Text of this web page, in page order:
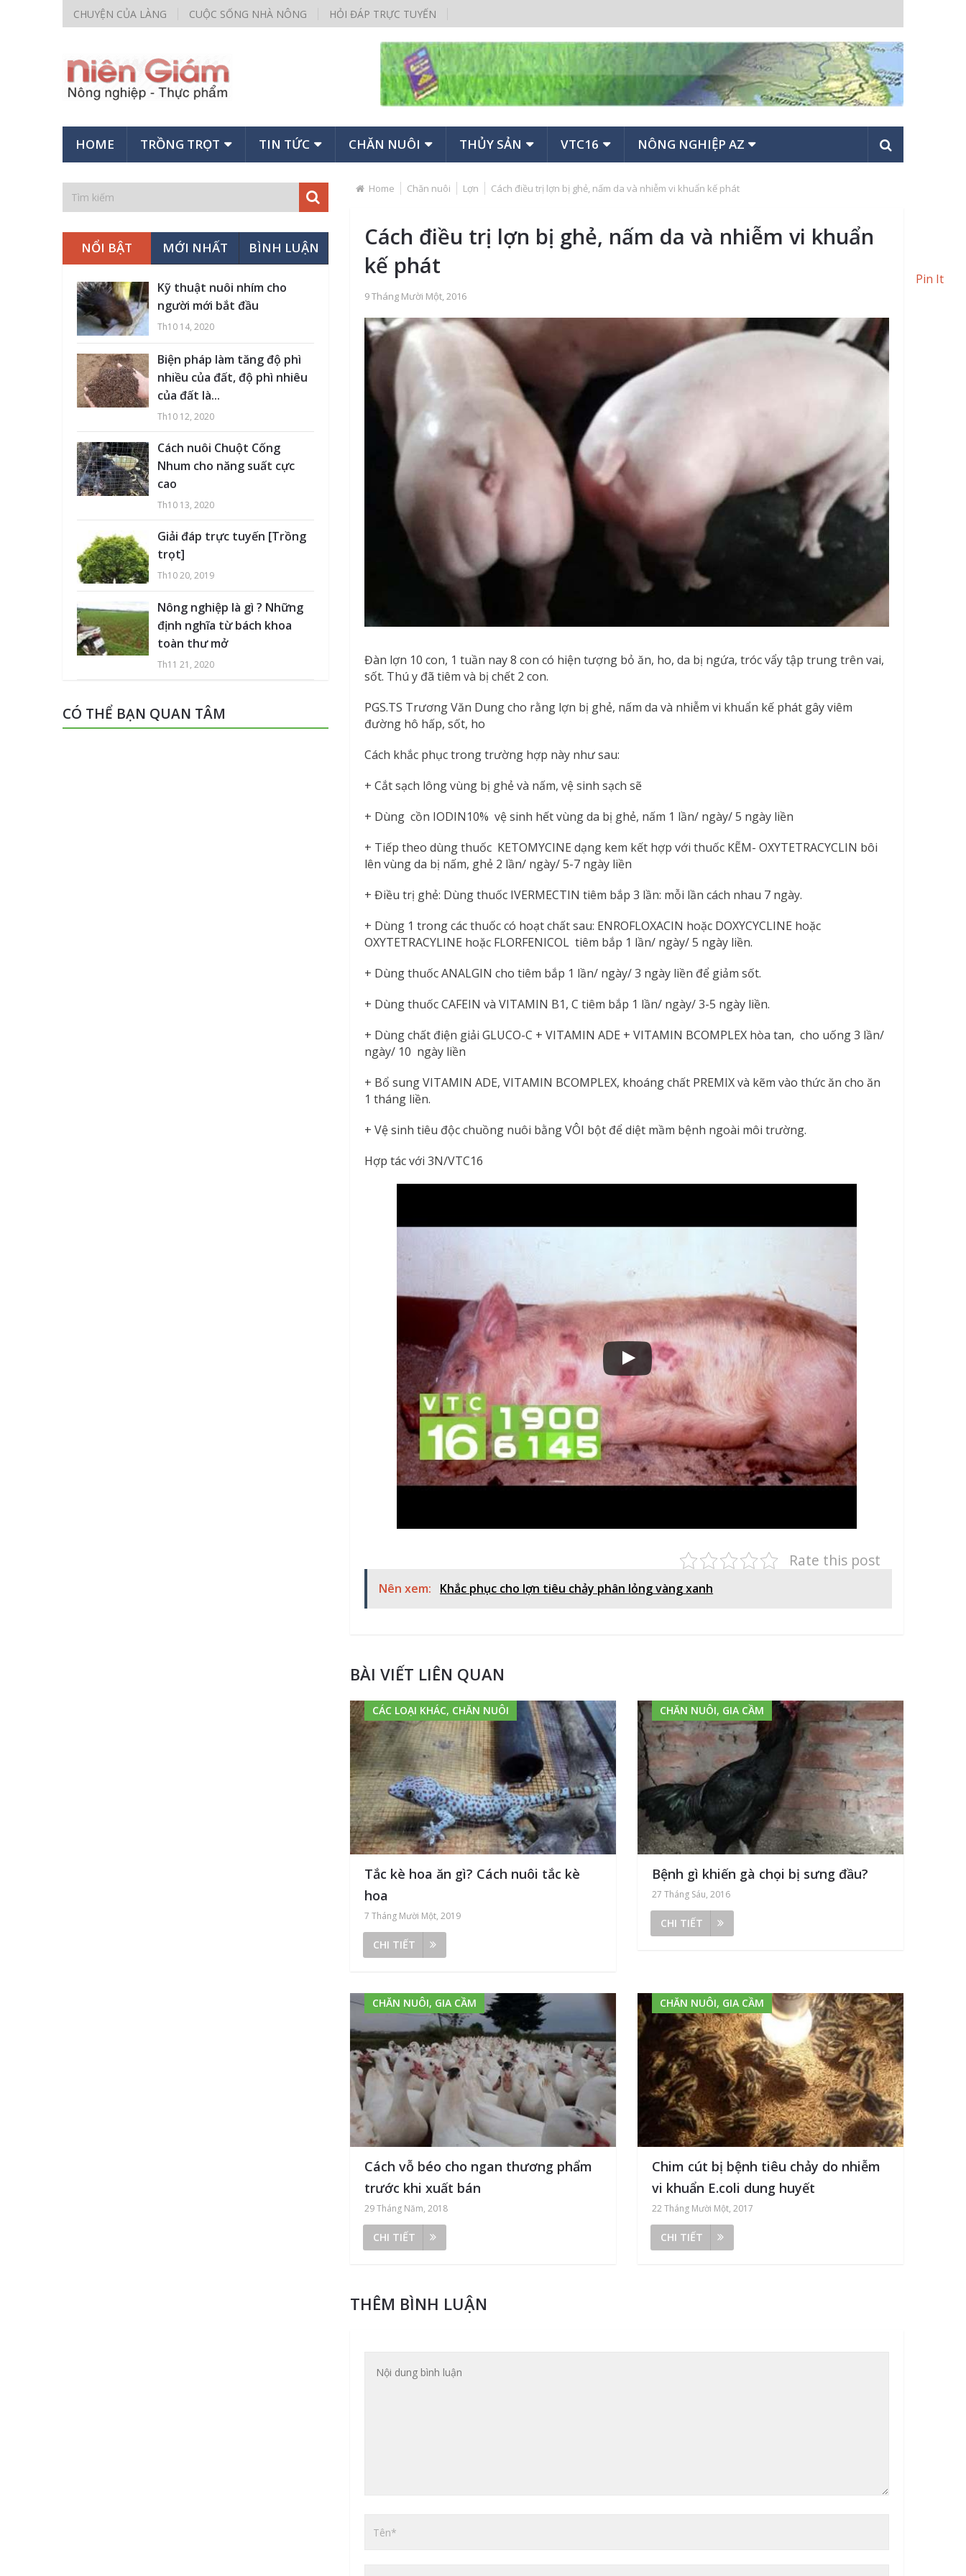
CHUYỆN CỦA LÀNG CUỘC SỐNG NHÀ NÔNG HỎI ĐÁP TRỰC TUYẾN
HOME TRỒNG TRỌT TIN TỨC CHĂN NUÔI THỦY SẢN VTC16 NÔNG NGHIỆP AZ
Home Chăn nuôi Lợn Cách điều trị lợn bị ghẻ, nấm da và nhiễm vi khuẩn kế phát
Cách điều trị lợn bị ghẻ, nấm da và nhiễm vi khuẩn
kế phát
9 Tháng Mười Một, 2016
Đàn lợn 10 con, 1 tuần nay 8 con có hiện tượng bỏ ăn, ho, da bị ngứa, tróc vẩy tập trung trên vai,
sốt. Thú y đã tiêm và bị chết 2 con.
PGS.TS Trương Văn Dung cho rằng lợn bị ghẻ, nấm da và nhiễm vi khuẩn kế phát gây viêm
đường hô hấp, sốt, ho
Cách khắc phục trong trường hợp này như sau:
+ Cắt sạch lông vùng bị ghẻ và nấm, vệ sinh sạch sẽ
+ Dùng cồn IODIN10% vệ sinh hết vùng da bị ghẻ, nấm 1 lần/ ngày/ 5 ngày liền
+ Tiếp theo dùng thuốc KETOMYCINE dạng kem kết hợp với thuốc KẼM- OXYTETRACYCLIN bôi
lên vùng da bị nấm, ghẻ 2 lần/ ngày/ 5-7 ngày liền
+ Điều trị ghẻ: Dùng thuốc IVERMECTIN tiêm bắp 3 lần: mỗi lần cách nhau 7 ngày.
+ Dùng 1 trong các thuốc có hoạt chất sau: ENROFLOXACIN hoặc DOXYCYCLINE hoặc
OXYTETRACYLINE hoặc FLORFENICOL tiêm bắp 1 lần/ ngày/ 5 ngày liền.
+ Dùng thuốc ANALGIN cho tiêm bắp 1 lần/ ngày/ 3 ngày liền để giảm sốt.
+ Dùng thuốc CAFEIN và VITAMIN B1, C tiêm bắp 1 lần/ ngày/ 3-5 ngày liền.
+ Dùng chất điện giải GLUCO-C + VITAMIN ADE + VITAMIN BCOMPLEX hòa tan, cho uống 3 lần/
ngày/ 10 ngày liền
+ Bổ sung VITAMIN ADE, VITAMIN BCOMPLEX, khoáng chất PREMIX và kẽm vào thức ăn cho ăn
1 tháng liền.
+ Vệ sinh tiêu độc chuồng nuôi bằng VÔI bột để diệt mầm bệnh ngoài môi trường.
Hợp tác với 3N/VTC16
Rate this post
Nên xem: Khắc phục cho lợn tiêu chảy phân lỏng vàng xanh
Pin It
BÀI VIẾT LIÊN QUAN
CÁC LOẠI KHÁC, CHĂN NUÔI
Tắc kè hoa ăn gì? Cách nuôi tắc kè
hoa
7 Tháng Mười Một, 2019
CHI TIẾT
CHĂN NUÔI, GIA CẦM
Bệnh gì khiến gà chọi bị sưng đầu?
27 Tháng Sáu, 2016
CHI TIẾT
CHĂN NUÔI, GIA CẦM
Cách vỗ béo cho ngan thương phẩm
trước khi xuất bán
29 Tháng Năm, 2018
CHI TIẾT
CHĂN NUÔI, GIA CẦM
Chim cút bị bệnh tiêu chảy do nhiễm
vi khuẩn E.coli dung huyết
22 Tháng Mười Một, 2017
CHI TIẾT
THÊM BÌNH LUẬN
NỔI BẬT MỚI NHẤT BÌNH LUẬN
Kỹ thuật nuôi nhím cho
người mới bắt đầu
Th10 14, 2020
Biện pháp làm tăng độ phì
nhiều của đất, độ phì nhiêu
của đất là...
Th10 12, 2020
Cách nuôi Chuột Cống
Nhum cho năng suất cực
cao
Th10 13, 2020
Giải đáp trực tuyến [Trồng
trọt]
Th10 20, 2019
Nông nghiệp là gì ? Những
định nghĩa từ bách khoa
toàn thư mở
Th11 21, 2020
CÓ THỂ BẠN QUAN TÂM